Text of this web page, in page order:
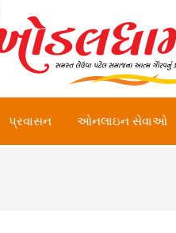
પ્રવાસન ઓનલાઇન સેવાઓ